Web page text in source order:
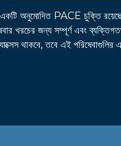
অনুমোদিত PACE চুক্তি
জন্য সম্পূর্ণ এবং
থাকবে, তবে এই পরিষেবাগুলির